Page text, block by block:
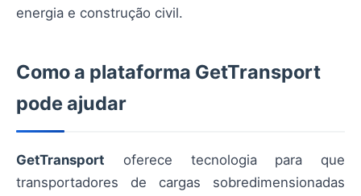
energia e construção civil.
Como a plataforma GetTransport
pode ajudar
GetTransport oferece tecnologia para que
transportadores de cargas sobredimensionadas